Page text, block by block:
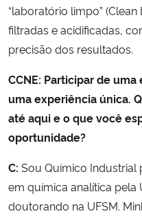
“laboratório limpo”
filtradas e acidificadas,
precisão dos resultados.
CCNE: Participar de
uma experiência única.
até aqui e o que você
oportunidade?
C: Sou Químico Industrial
em química analítica pela
doutorando na UFSM.